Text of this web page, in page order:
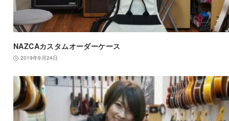
NAZCAカスタムオーダーケース
2019年9月24日